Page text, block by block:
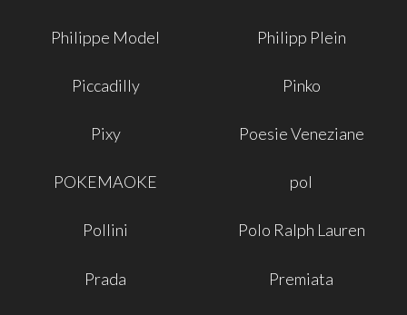
Philippe Model Philipp Plein
Piccadilly Pinko
Pixy Poesie Veneziane
POKEMAOKE pol
Pollini Polo Ralph Lauren
Prada Premiata